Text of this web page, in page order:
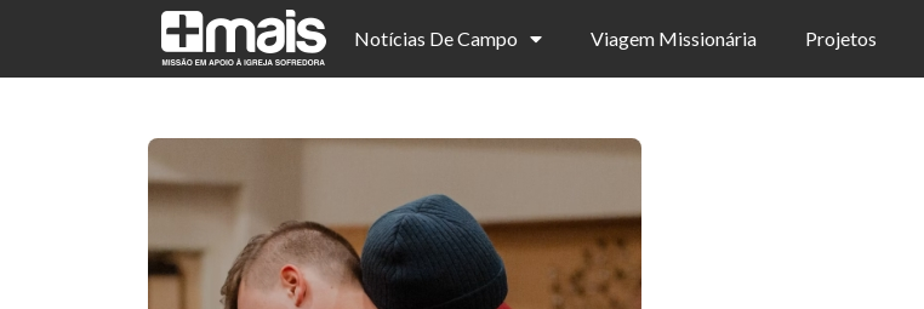
Notícias De Campo Viagem Missionária Projetos